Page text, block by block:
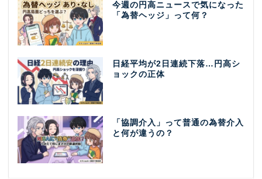
今週の円高ニュースで気になった
「為替ヘッジ」って何？
日経平均が2日連続下落…円高シ
ョックの正体
「協調介入」って普通の為替介入
と何が違うの？